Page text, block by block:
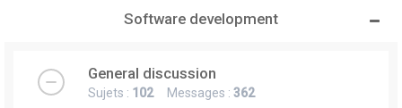
Software development
General discussion
Sujets : 102Messages : 362